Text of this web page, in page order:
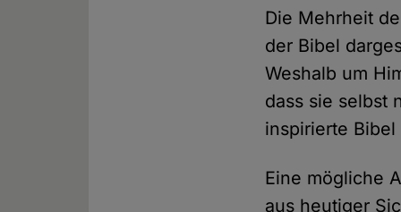
Die Mehrheit
der Bibel
Weshalb um
dass sie selbst
inspirierte Bibel
Eine mögliche
aus heutiger